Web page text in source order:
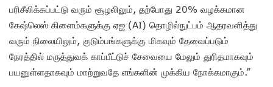
பரிசீலிக்கப்பட்டு வரும் சூழலிலும், தற்போது 20% வழக்கமான
கேஷ்லெஸ் கிளைம்களுக்கு ஏஐ (AI) தொழில்நுட்பம் ஆதரவளித்து
வரும் நிலையிலும், குடும்பங்களுக்கு மிகவும் தேவைப்படும்
நேரத்தில் மருத்துவக் காப்பீட்டுச் சேவையை மேலும் துரிதமாகவும்
பயனுள்ளதாகவும் மாற்றுவதே எங்களின் முக்கிய நோக்கமாகும்.”